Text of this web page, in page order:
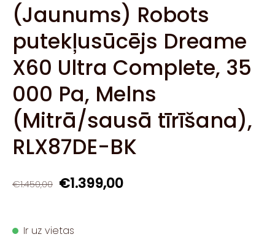
(Jaunums) Robots
putekļusūcējs Dreame
X60 Ultra Complete, 35
000 Pa, Melns
(Mitrā/sausā tīrīšana),
RLX87DE-BK
€1.450,00 €1.399,00
Ir uz vietas